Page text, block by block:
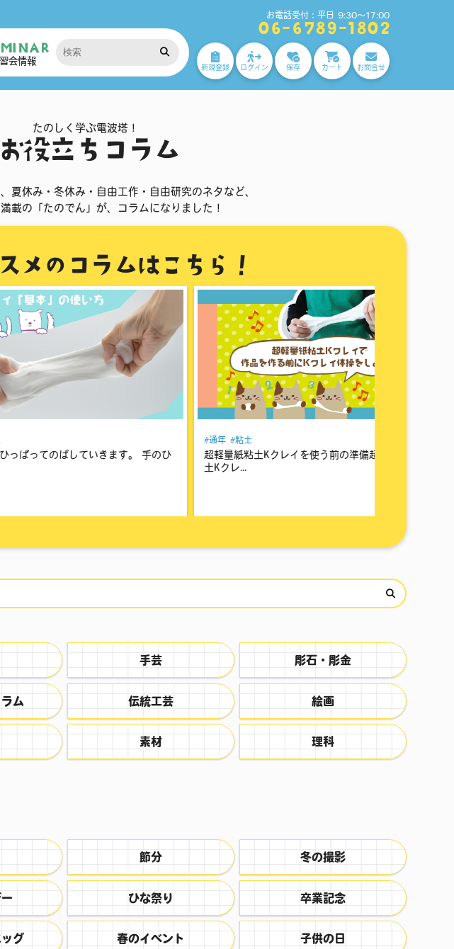
会情報
お電話受付：平日 9:30～17:00
06-6789-1802
新規登録 ログイン 保存 カート お問合せ
たのしく学ぶ電波塔！
お役立ちコラム
夏休み・冬休み・自由工作・自由研究のネタなど、
載の「たのでん」が、コラムになりました！
メのコラムはこちら！
土Kクレイを使う前の準備超軽量紙粘
通年使える工作キット
手芸 彫石・彫金
ム 伝統工芸 絵画
素材 理科
節分 冬の撮影
ひな祭り 卒業記念
グ 春のイベント 子供の日